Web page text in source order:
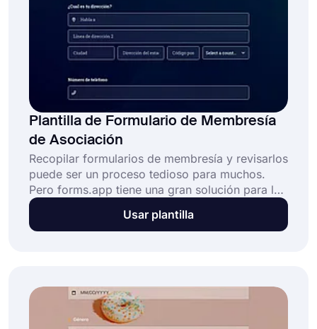
Plantilla de Formulario de Membresía
de Asociación
Recopilar formularios de membresía y revisarlos
puede ser un proceso tedioso para muchos.
Pero forms.app tiene una gran solución para las
personas mayores de la asociación. Con una
plantilla de formulario de membresía de
Usar plantilla